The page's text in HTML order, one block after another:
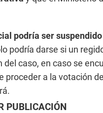
podría ser
podría darse si un
caso, en caso se
proceder a la votación
PUBLICACIÓN